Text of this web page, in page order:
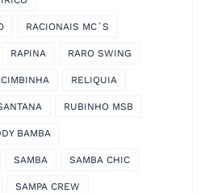
RACIONAIS MC´S
RAPINA RARO SWING
RELIQUIA
RUBINHO MSB
BAMBA
SAMBA SAMBA CHIC
SAMPA CREW